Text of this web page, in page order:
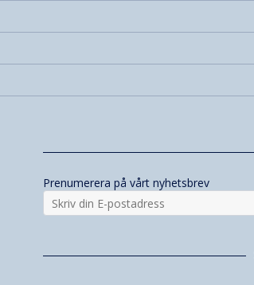
Prenumerera på vårt nyhetsbrev